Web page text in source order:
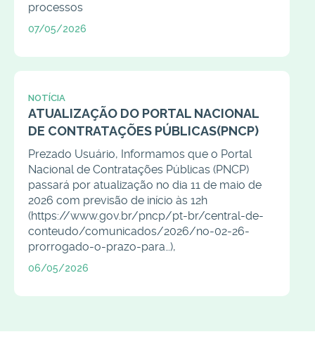
processos
07/05/2026
NOTÍCIA
ATUALIZAÇÃO DO PORTAL NACIONAL
DE CONTRATAÇÕES PÚBLICAS(PNCP)
Prezado Usuário, Informamos que o Portal
Nacional de Contratações Públicas (PNCP)
passará por atualização no dia 11 de maio de
2026 com previsão de início às 12h
(https://www.gov.br/pncp/pt-br/central-de-
conteudo/comunicados/2026/no-02-26-
prorrogado-o-prazo-para…),
06/05/2026